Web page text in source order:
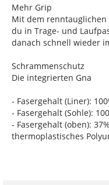
Mehr Grip
Mit dem
du in Trage- und
danach schnell wieder
Schrammenschutz
Die integrierten Gna
- Fasergehalt (Liner):
- Fasergehalt (Sohle):
- Fasergehalt (oben):
thermoplastisches